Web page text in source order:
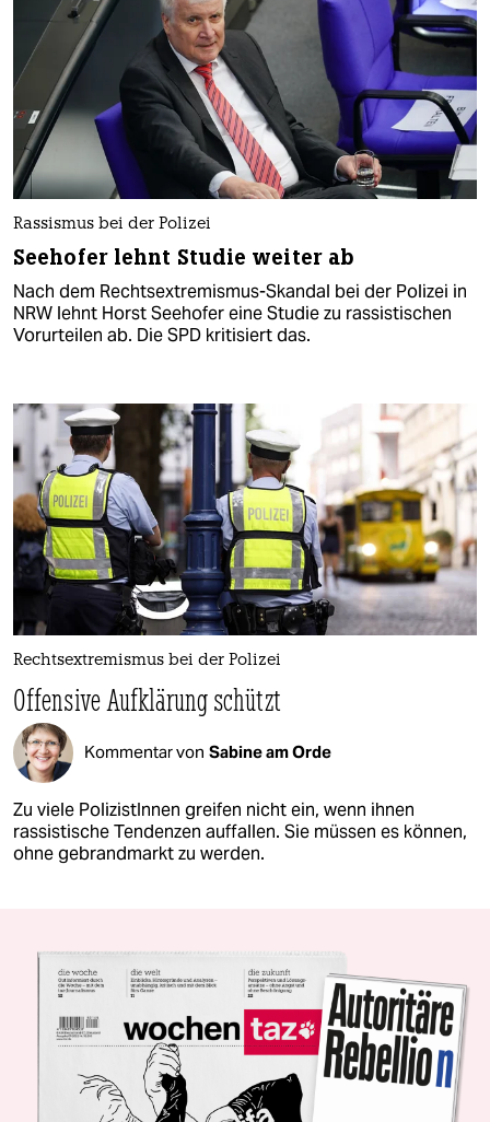
Rassismus bei der Polizei
Seehofer lehnt Studie weiter ab
Nach dem Rechtsextremismus-Skandal bei der Polizei in
NRW lehnt Horst Seehofer eine Studie zu rassistischen
Vorurteilen ab. Die SPD kritisiert das.
Rechtsextremismus bei der Polizei
Offensive Aufklärung schützt
Kommentar von Sabine am Orde
Zu viele PolizistInnen greifen nicht ein, wenn ihnen
rassistische Tendenzen auffallen. Sie müssen es können,
ohne gebrandmarkt zu werden.